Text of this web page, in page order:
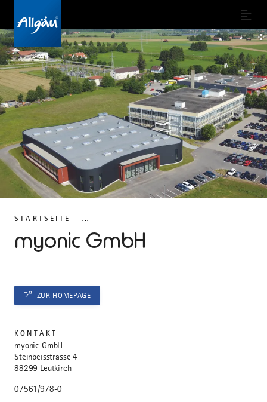
Menu
STARTSEITE ...
myonic GmbH
©
ZUR HOMEPAGE
KONTAKT
myonic GmbH
Steinbeisstrasse 4
88299 Leutkirch
07561/978-0